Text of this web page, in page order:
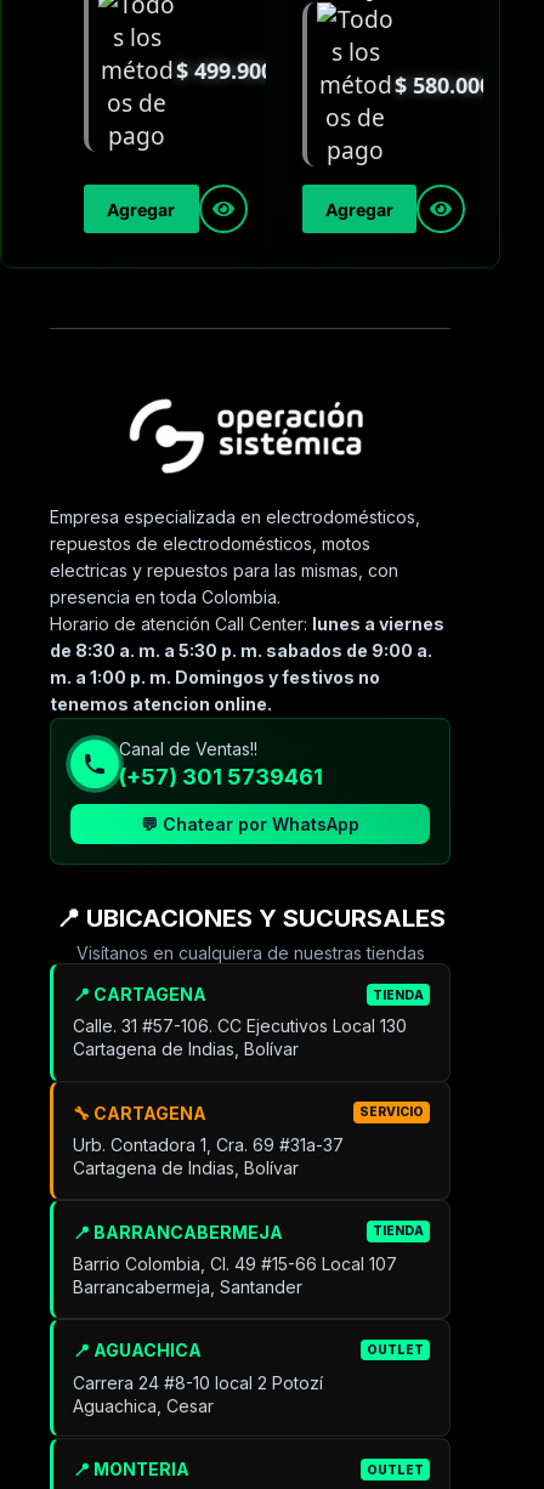
$499.900
Agregar
$580.000
Agregar
Empresa especializada en electrodomésticos,
repuestos de electrodomésticos, motos
electricas y repuestos para las mismas, con
presencia en toda Colombia.
Horario de atención Call Center: lunes a viernes
de 8:30 a. m. a 5:30 p. m. sabados de 9:00 a.
m. a 1:00 p. m. Domingos y festivos no
tenemos atencion online.
Canal de Ventas!!
(+57) 301 5739461
💬 Chatear por WhatsApp
📍 UBICACIONES Y SUCURSALES
Visítanos en cualquiera de nuestras tiendas
📍 CARTAGENA TIENDA
Calle. 31 #57-106. CC Ejecutivos Local 130
Cartagena de Indias, Bolívar
🔧 CARTAGENA SERVICIO
Urb. Contadora 1, Cra. 69 #31a-37
Cartagena de Indias, Bolívar
📍 BARRANCABERMEJA TIENDA
Barrio Colombia, Cl. 49 #15-66 Local 107
Barrancabermeja, Santander
📍 AGUACHICA OUTLET
Carrera 24 #8-10 local 2 Potozí
Aguachica, Cesar
📍 MONTERIA OUTLET